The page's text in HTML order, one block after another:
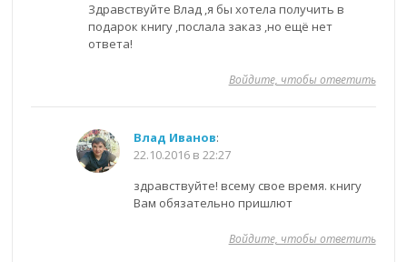
Здравствуйте Влад ,я бы хотела получить в
подарок книгу ,послала заказ ,но ещё нет
ответа!
Войдите, чтобы ответить
Влад Иванов:
22.10.2016 в 22:27
здравствуйте! всему свое время. книгу
Вам обязательно пришлют
Войдите, чтобы ответить